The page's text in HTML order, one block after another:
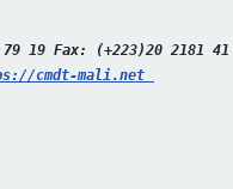
19 Fax: (+223)20 2181 41
cmdt-mali.net